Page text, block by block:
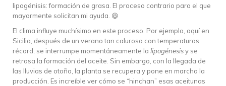
lipogénisis: formación de grasa. El proceso contrario para el que
mayormente solicitan mi ayuda. 😆
El clima influye muchísimo en este proceso. Por ejemplo, aquí en
Sicilia, después de un verano tan caluroso con temperaturas
récord, se interrumpe momentáneamente la lipogénesisy se
retrasa la formación del aceite. Sin embargo, con la llegada de
las lluvias de otoño, la planta se recupera y pone en marcha la
producción. Es increíble ver cómo se “hinchan” esas aceitunas